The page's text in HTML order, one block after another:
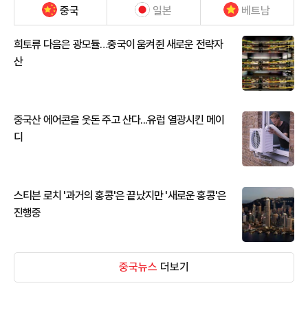
중국 일본 베트남
희토류 다음은 광모듈…중국이 움켜쥔 새로운 전략자
산
중국산 에어콘을 웃돈 주고 산다...유럽 열광시킨 메이
디
스티븐 로치 '과거의 홍콩'은 끝났지만 '새로운 홍콩'은
진행중
중국뉴스 더보기